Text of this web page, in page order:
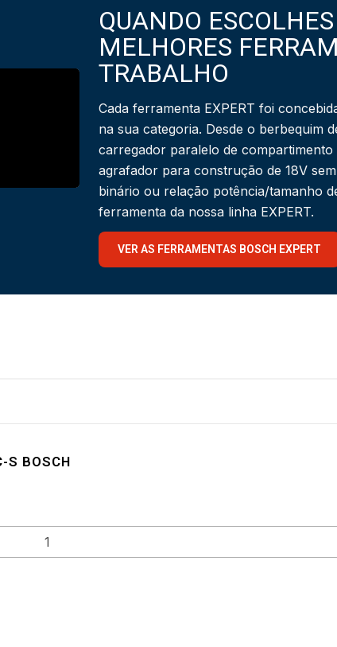
QUANDO
MELHORES
TRABALHO
Cada ferramenta EXPERT foi
na sua categoria. Desde o berbequim
carregador paralelo de
agrafador para construção de 18V
binário ou relação potência/tamanho
ferramenta da nossa linha EXPERT.
VER AS FERRAMENTAS BOSCH EXPERT
S BOSCH